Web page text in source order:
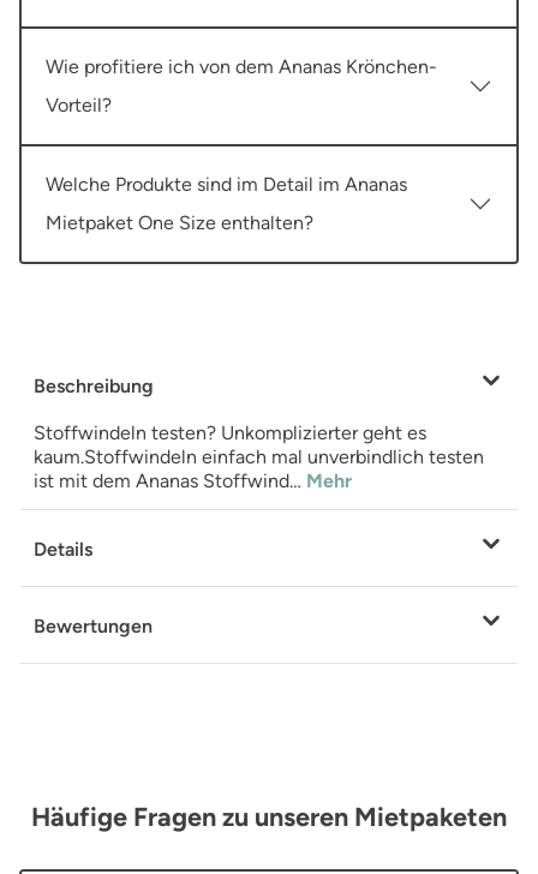
Wie profitiere ich von dem Ananas Krönchen-
Vorteil?
Welche Produkte sind im Detail im Ananas
Mietpaket One Size enthalten?
Beschreibung
Stoffwindeln testen? Unkomplizierter geht es
kaum.Stoffwindeln einfach mal unverbindlich testen
ist mit dem Ananas Stoffwind… Mehr
Details
Bewertungen
Häufige Fragen zu unseren Mietpaketen